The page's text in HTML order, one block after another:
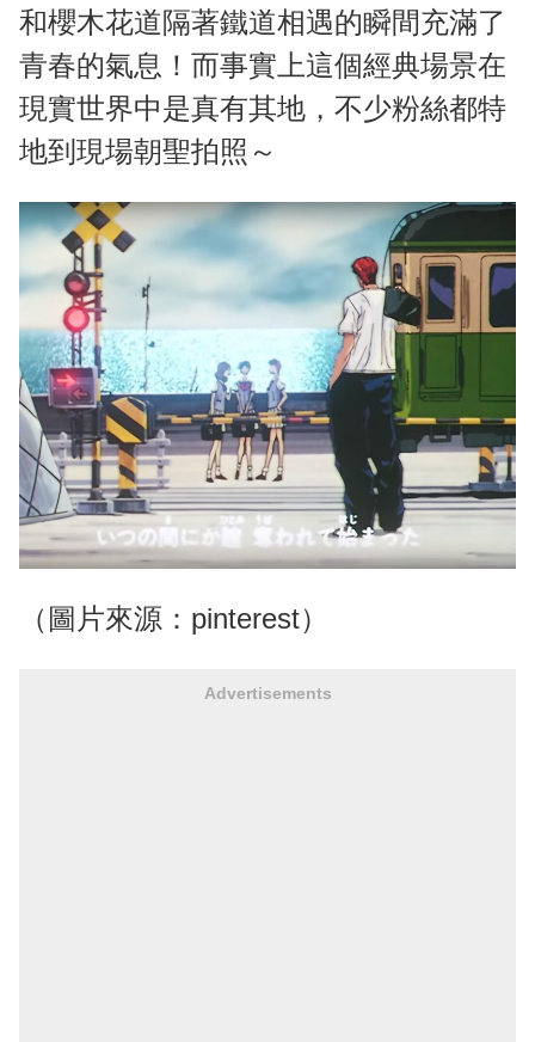
和櫻木花道隔著鐵道相遇的瞬間充滿了
青春的氣息！而事實上這個經典場景在
現實世界中是真有其地，不少粉絲都特
地到現場朝聖拍照～
（圖片來源：pinterest）
Advertisements